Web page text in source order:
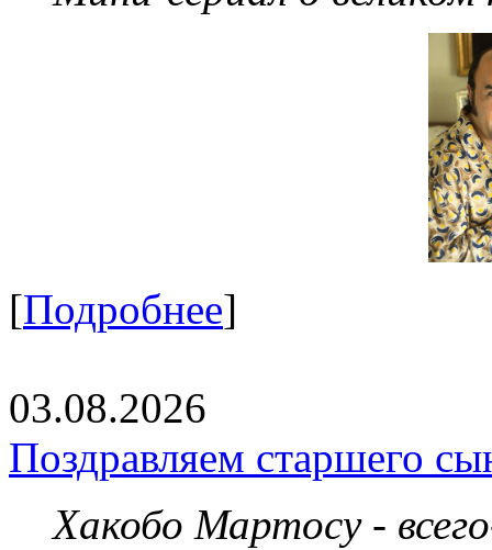
[Подробнее]
03.08.2026
Поздравляем старшего
Хакобо Мартосу -